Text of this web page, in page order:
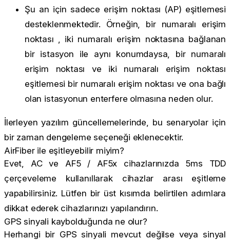
Şu an için sadece erişim noktası (AP) eşitlemesi
desteklenmektedir. Örneğin, bir numaralı erişim
noktası , iki numaralı erişim noktasına bağlanan
bir istasyon ile aynı konumdaysa, bir numaralı
erişim noktası ve iki numaralı erişim noktası
eşitlemesi bir numaralı erişim noktası ve ona bağlı
olan istasyonun enterfere olmasına neden olur.
İlerleyen yazılım güncellemelerinde, bu senaryolar için
bir zaman dengeleme seçeneği eklenecektir.
AirFiber ile eşitleyebilir miyim?
Evet, AC ve AF5 / AF5x cihazlarınızda 5ms TDD
çerçeveleme kullanıllarak cihazlar arası eşitleme
yapabilirsiniz. Lütfen bir üst kısımda belirtilen adımlara
dikkat ederek cihazlarınızı yapılandırın.
GPS sinyali kaybolduğunda ne olur?
Herhangi bir GPS sinyali mevcut değilse veya sinyal